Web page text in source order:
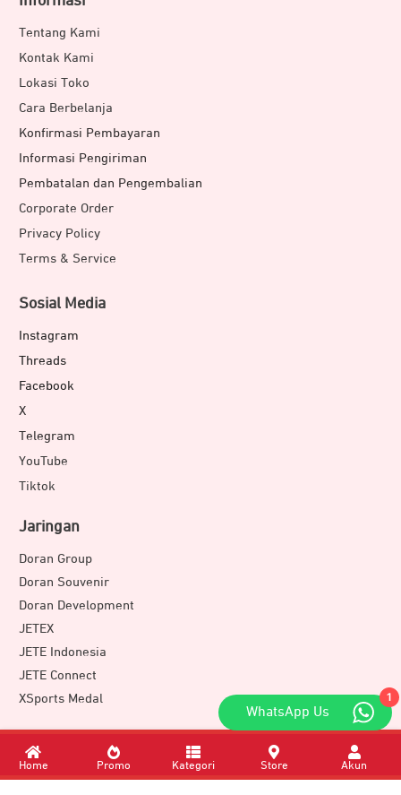
Tentang Kami
Kontak Kami
Lokasi Toko
Cara Berbelanja
Konfirmasi Pembayaran
Informasi Pengiriman
Pembatalan dan Pengembalian
Corporate Order
Privacy Policy
Terms & Service
Sosial Media
Instagram
Threads
Facebook
X
Telegram
YouTube
Tiktok
Jaringan
Doran Group
Doran Souvenir
Doran Development
JETEX
JETE Indonesia
JETE Connect
XSports Medal
Download Apps
1
WhatsApp Us
Home Promo Kategori Store Akun